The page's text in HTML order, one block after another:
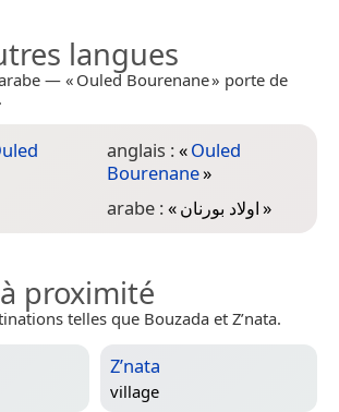
langues
— « Ouled Bourenane » porte de
anglais :«Ouled
Bourenane»
arabe :«اولاد بورنان»
proximité
telles que Bouzada et Z’nata.
Z’nata
village